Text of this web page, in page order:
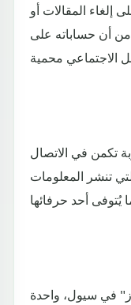
إلغاء المقالات أو
من أن حساباته على
تكمن في الاتصال
تنشر المعلومات
في سيول، واحدة